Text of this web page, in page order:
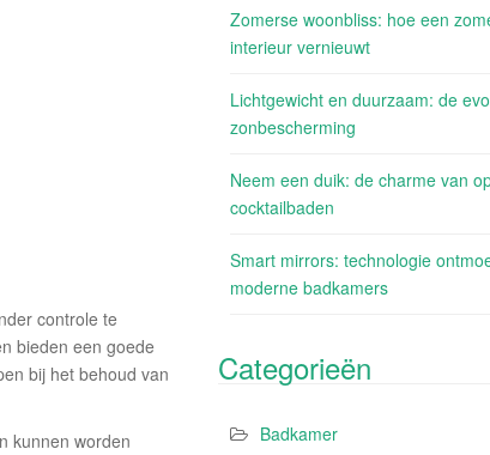
controle te
bieden een goede
bij het behoud van
kunnen worden
Zomerse woonbliss: hoe een
interieur vernieuwt
Lichtgewicht en duurzaam: de
zonbescherming
Neem een duik: de charme van
cocktailbaden
Smart mirrors: technologie
moderne badkamers
Categorieën
Badkamer